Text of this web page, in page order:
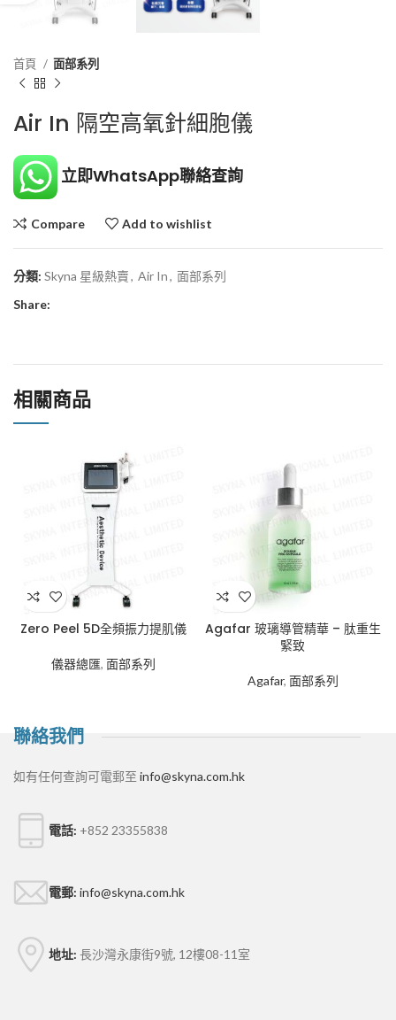
首頁 面部系列
Air In 隔空高氧針細胞儀
立即WhatsApp聯絡查詢
Compare Add to wishlist
分類: Skyna 星級熱賣, Air In, 面部系列
Share:
相關商品
Zero Peel 5D全頻振力提肌儀
儀器總匯, 面部系列
Agafar 玻璃導管精華 – 肽重生
緊致
Agafar, 面部系列
聯絡我們
如有任何查詢可電郵至 info@skyna.com.hk
電話: +852 23355838
電郵: info@skyna.com.hk
地址: 長沙灣永康街9號, 12樓08-11室